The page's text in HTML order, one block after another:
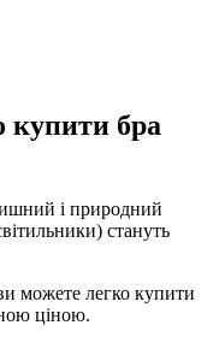
бра
і природний
стануть
можете легко купити
ціною.